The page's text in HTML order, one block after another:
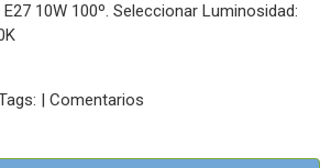
E27 10W 100º. Seleccionar Luminosidad:
| Comentarios